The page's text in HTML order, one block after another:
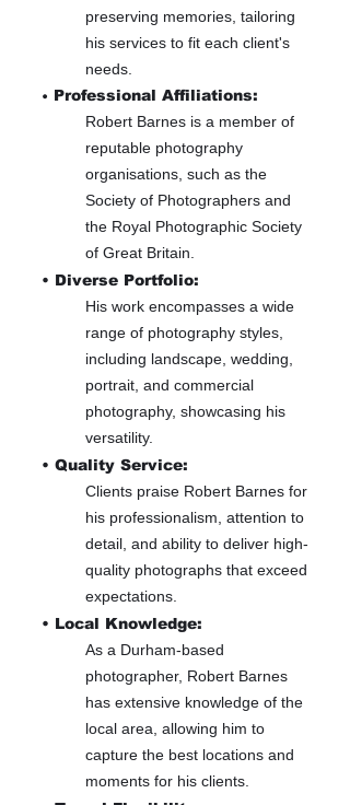
preserving memories, tailoring
his services to fit each client's
needs.
• Professional Affiliations:
Robert Barnes is a member of
reputable photography
organisations, such as the
Society of Photographers and
the Royal Photographic Society
of Great Britain.
• Diverse Portfolio:
His work encompasses a wide
range of photography styles,
including landscape, wedding,
portrait, and commercial
photography, showcasing his
versatility.
• Quality Service:
Clients praise Robert Barnes for
his professionalism, attention to
detail, and ability to deliver high-
quality photographs that exceed
expectations.
• Local Knowledge:
As a Durham-based
photographer, Robert Barnes
has extensive knowledge of the
local area, allowing him to
capture the best locations and
moments for his clients.